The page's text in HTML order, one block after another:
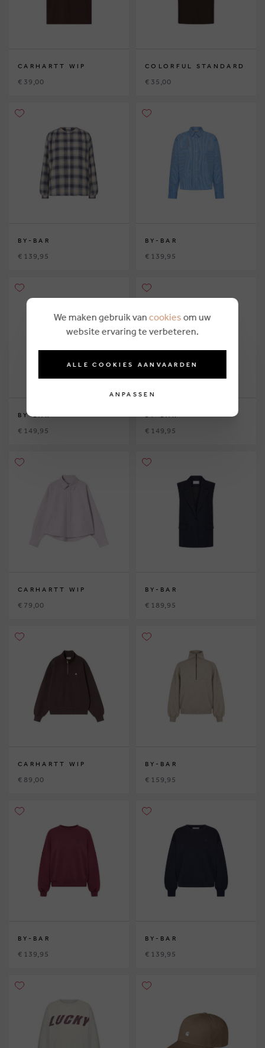
CARHARTT WIP
€ 39,00
COLORFUL STANDARD
€ 35,00
BY-BAR
€ 139,95
BY-BAR
€ 139,95
BY-BAR
€ 149,95
BY-BAR
€ 149,95
CARHARTT WIP
€ 79,00
BY-BAR
€ 189,95
CARHARTT WIP
€ 89,00
BY-BAR
€ 159,95
BY-BAR
€ 139,95
BY-BAR
€ 139,95
We maken gebruik van cookies om uw
website ervaring te verbeteren.
ALLE COOKIES AANVAARDEN
ANPASSEN